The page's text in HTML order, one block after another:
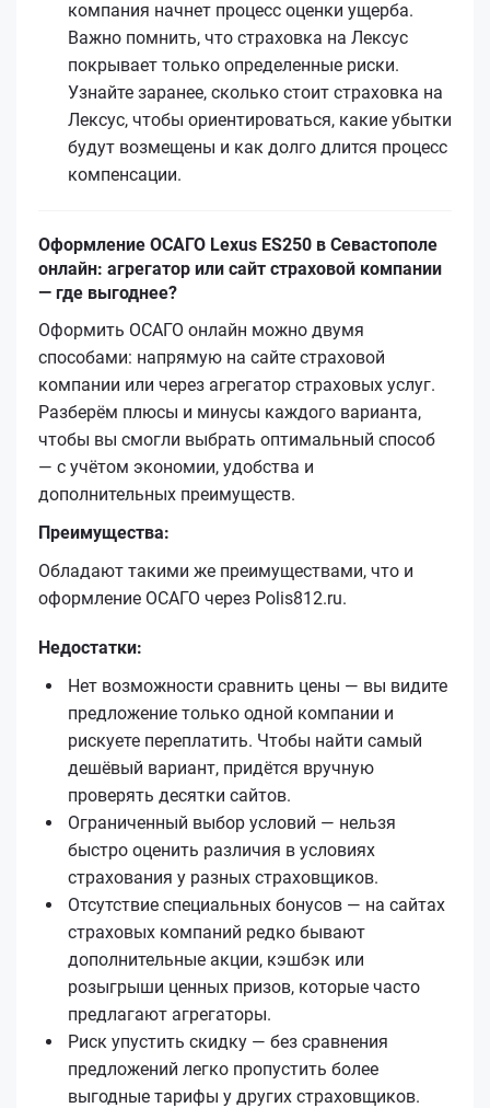
компания начнет процесс оценки ущерба.
Важно помнить, что страховка на Лексус
покрывает только определенные риски.
Узнайте заранее, сколько стоит страховка на
Лексус, чтобы ориентироваться, какие убытки
будут возмещены и как долго длится процесс
компенсации.
Оформление ОСАГО Lexus ES250 в Севастополе
онлайн: агрегатор или сайт страховой компании
— где выгоднее?
Оформить ОСАГО онлайн можно двумя
способами: напрямую на сайте страховой
компании или через агрегатор страховых услуг.
Разберём плюсы и минусы каждого варианта,
чтобы вы смогли выбрать оптимальный способ
— с учётом экономии, удобства и
дополнительных преимуществ.
Преимущества:
Обладают такими же преимуществами, что и
оформление ОСАГО через Polis812.ru.
Недостатки:
Нет возможности сравнить цены — вы видите
предложение только одной компании и
рискуете переплатить. Чтобы найти самый
дешёвый вариант, придётся вручную
проверять десятки сайтов.
Ограниченный выбор условий — нельзя
быстро оценить различия в условиях
страхования у разных страховщиков.
Отсутствие специальных бонусов — на сайтах
страховых компаний редко бывают
дополнительные акции, кэшбэк или
розыгрыши ценных призов, которые часто
предлагают агрегаторы.
Риск упустить скидку — без сравнения
предложений легко пропустить более
выгодные тарифы у других страховщиков.